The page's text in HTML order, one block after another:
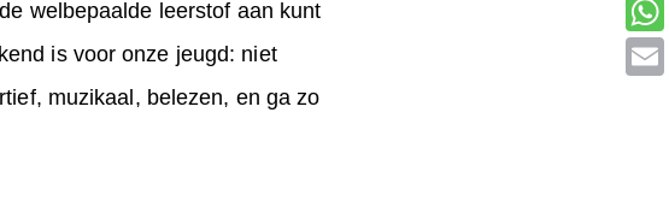
welbepaalde leerstof aan kunt
is voor onze jeugd: niet
muzikaal, belezen, en ga zo